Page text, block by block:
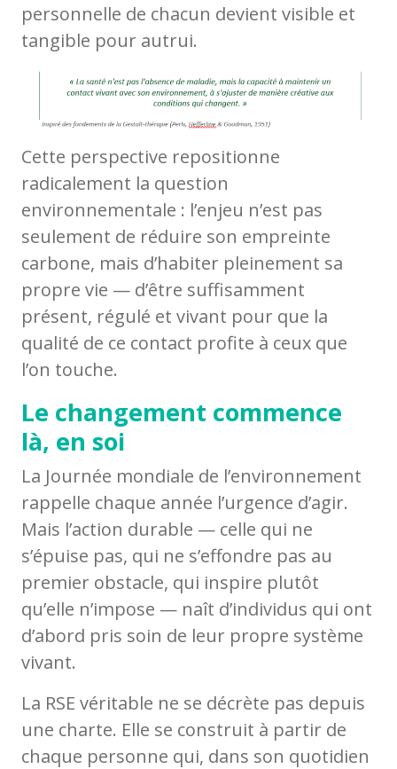
personnelle de chacun devient visible et
tangible pour autrui.
Cette perspective repositionne
radicalement la question
environnementale : l’enjeu n’est pas
seulement de réduire son empreinte
carbone, mais d’habiter pleinement sa
propre vie — d’être suffisamment
présent, régulé et vivant pour que la
qualité de ce contact profite à ceux que
l’on touche.
Le changement commence
là, en soi
La Journée mondiale de l’environnement
rappelle chaque année l’urgence d’agir.
Mais l’action durable — celle qui ne
s’épuise pas, qui ne s’effondre pas au
premier obstacle, qui inspire plutôt
qu’elle n’impose — naît d’individus qui ont
d’abord pris soin de leur propre système
vivant.
La RSE véritable ne se décrète pas depuis
une charte. Elle se construit à partir de
chaque personne qui, dans son quotidien